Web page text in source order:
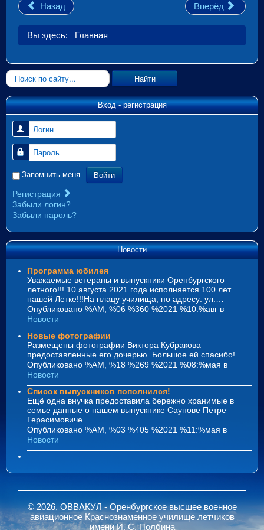
Назад Вперёд
Вы здесь: Главная
Искать... Найти
Вход - регистрация
Логин
Пароль
Запомнить меня Войти
Регистрация
Забыли логин?
Забыли пароль?
Новости
Программа юбилея
Уважаемые ветераны и выпускники Оренбургского
летного!!! 10 августа 2021 года исполняется 100 лет
нашей Летке!!!На плацу училища, по адресу: ул.…
Опубликовано %AM, %06 %360 %2021 %10:%авг в
Новости
Новые фотографии
Размещены фотографии Виктора Кубракова
предоставленные его дочерью. Большое ей спасибо!
Опубликовано %AM, %18 %269 %2021 %08:%мая в
Новости
Список выпускников пополнился!
Ещё одна внучка предоставила бережно хранимые в
семье данные о нашем выпускнике Саунове Пётре
Герасимовиче.
Опубликовано %AM, %03 %405 %2021 %11:%мая в
Новости
© 2026, ОВВАКУЛ - Оренбургское высшее военное
авиационное Краснознаменное училище летчиков
имени И. С. Полбина